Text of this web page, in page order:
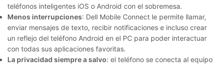
teléfonos inteligentes iOS o Android con el sobremesa.
Menos interrupciones: Dell Mobile Connect le permite llamar,
enviar mensajes de texto, recibir notificaciones e incluso crear
un reflejo del teléfono Android en el PC para poder interactuar
con todas sus aplicaciones favoritas.
La privacidad siempre a salvo: el teléfono se conecta al equipo